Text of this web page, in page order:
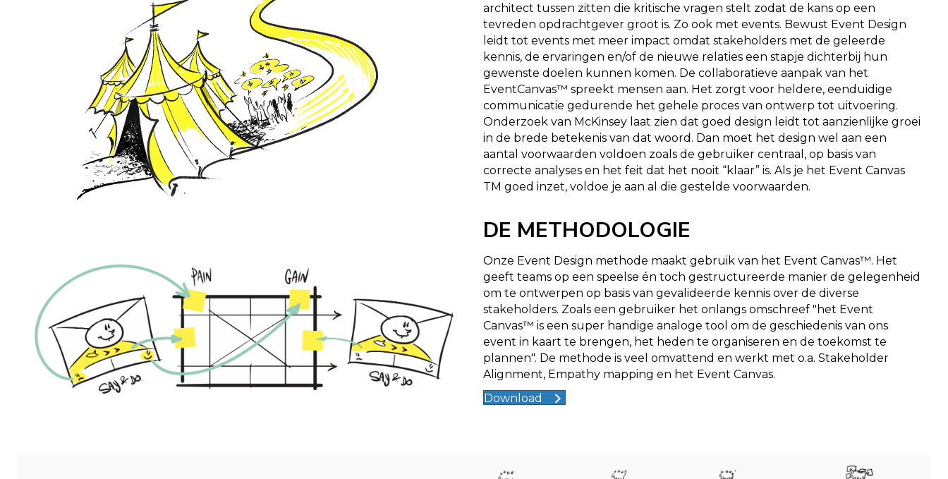
architect tussen zitten die kritische vragen stelt zodat de kans op een
tevreden opdrachtgever groot is. Zo ook met events. Bewust Event Design
leidt tot events met meer impact omdat stakeholders met de geleerde
kennis, de ervaringen en/of de nieuwe relaties een stapje dichterbij hun
gewenste doelen kunnen komen. De collaboratieve aanpak van het
EventCanvas™ spreekt mensen aan. Het zorgt voor heldere, eenduidige
communicatie gedurende het gehele proces van ontwerp tot uitvoering.
Onderzoek van McKinsey laat zien dat goed design leidt tot aanzienlijke groei
in de brede betekenis van dat woord. Dan moet het design wel aan een
aantal voorwaarden voldoen zoals de gebruiker centraal, op basis van
correcte analyses en het feit dat het nooit “klaar” is. Als je het Event Canvas
TM goed inzet, voldoe je aan al die gestelde voorwaarden.
DE METHODOLOGIE
Onze Event Design methode maakt gebruik van het Event Canvas™. Het
geeft teams op een speelse én toch gestructureerde manier de gelegenheid
om te ontwerpen op basis van gevalideerde kennis over de diverse
stakeholders. Zoals een gebruiker het onlangs omschreef "het Event
Canvas™ is een super handige analoge tool om de geschiedenis van ons
event in kaart te brengen, het heden te organiseren en de toekomst te
plannen". De methode is veel omvattend en werkt met o.a. Stakeholder
Alignment, Empathy mapping en het Event Canvas.
Download